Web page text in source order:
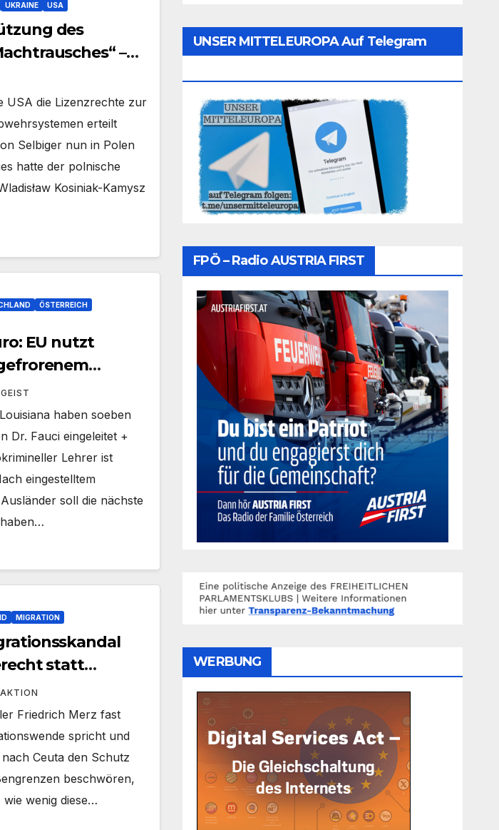
UKRAINE USA
des
–
Produktion
USA die Lizenzrechte zur
erteilt
Selbiger nun in Polen
hatte der polnische
Kosiniak-Kamysz
ÖSTERREICH
EU nutzt
für die
haben soeben
Dr. Fauci eingeleitet +
Lehrer ist
eingestelltem
soll die nächste
MIGRATION
statt
Friedrich Merz fast
spricht und
Ceuta den Schutz
beschwören,
wie wenig diese…
UNSER MITTELEUROPA Auf Telegram
FPÖ – Radio AUSTRIA FIRST
WERBUNG